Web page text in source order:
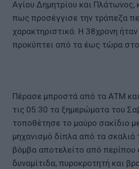
Αγίου Δημητρίου και Πλάτωνος,
πως προσέγγισε την τράπεζα
χαρακτηριστικά. Η 38χρονη
προκύπτει από τα έως τώρα
Πέρασε μπροστά από τα ΑΤΜ
τις 05:30 τα ξημερώματα του
τοποθέτησε το μαύρο σακίδιο
μηχανισμό δίπλα από τα σκαλιά
βόμβα αποτελείτο από περίπου
δυναμίτιδα, πυροκροτητή και